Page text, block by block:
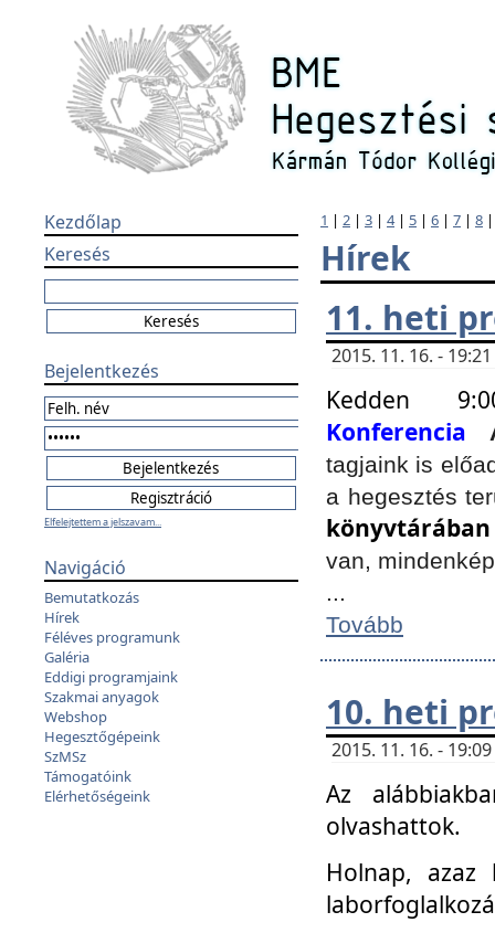
Kezdőlap
Keresés
Bejelentkezés
Elfelejtettem a jelszavam...
Navigáció
Bemutatkozás
Hírek
Féléves programunk
Galéria
Eddigi programjaink
Szakmai anyagok
Webshop
Hegesztőgépeink
SzMSz
Támogatóink
Elérhetőségeink
1 | 2 | 3 | 4| 5 | 6 | 7 | 8
Hírek
11. heti
2015. 11. 16. -
Kedden
Konferencia
tagjaink is
a hegesztés
könyvtárában
van,
...
Tovább
10. heti
2015. 11. 16. -
Az
olvashattok.
Holnap, azaz